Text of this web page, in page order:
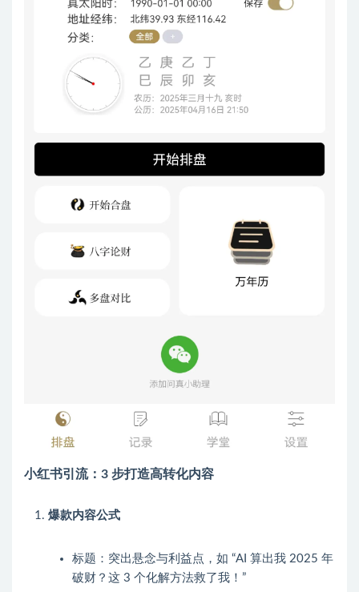
小红书引流：3 步打造高转化内容
爆款内容公式
标题：突出悬念与利益点，如 “AI 算出我 2025 年
破财？这 3 个化解方法救了我！”